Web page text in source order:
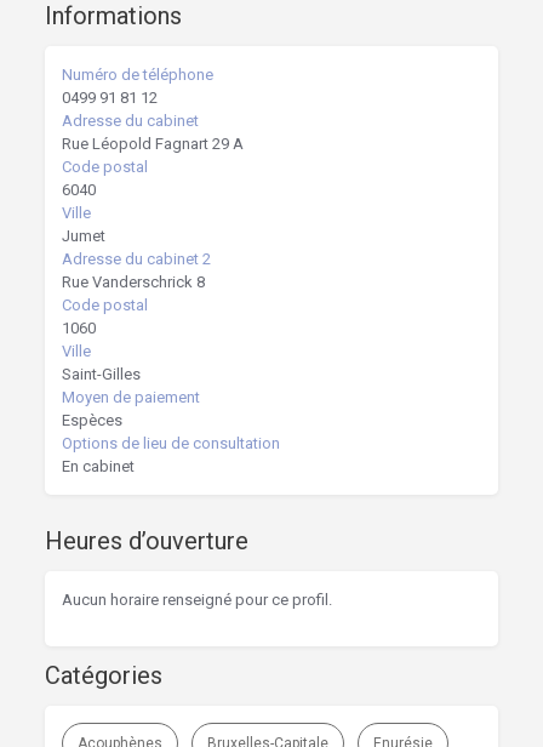
Informations
Numéro de téléphone
0499 91 81 12
Adresse du cabinet
Rue Léopold Fagnart 29 A
Code postal
6040
Ville
Jumet
Adresse du cabinet 2
Rue Vanderschrick 8
Code postal
1060
Ville
Saint-Gilles
Moyen de paiement
Espèces
Options de lieu de consultation
En cabinet
Heures d’ouverture
Aucun horaire renseigné pour ce profil.
Catégories
Acouphènes Bruxelles-Capitale Enurésie